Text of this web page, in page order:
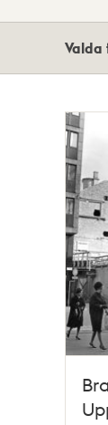
träffar